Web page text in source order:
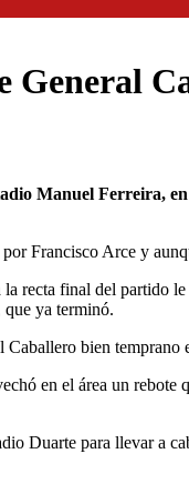
Francisco Arce y
recta final del partido
que ya terminó.
bien
en el área un
Duarte para llevar a